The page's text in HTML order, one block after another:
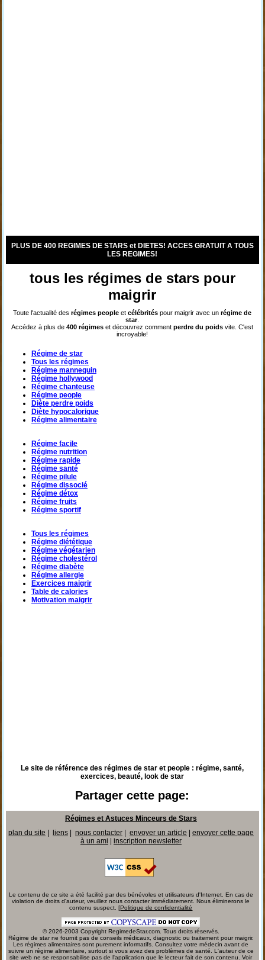
PLUS DE 400 REGIMES DE STARS et DIETES! ACCES GRATUIT A TOUS
LES REGIMES!
tous les régimes de stars pour
maigrir
Toute l'actualité desrégimespeopleetcélébrités pour maigrir avec unrégime de
star.
Accédez à plus de400 régimeset découvrez commentperdre du poidsvite. C'est
incroyable!
Régime de star
Tous les régimes
Régime mannequin
Régime hollywood
Régime chanteuse
Régime people
Diète perdre poids
Diète hypocalorique
Régime alimentaire
Régime facile
Régime nutrition
Régime rapide
Régime santé
Régime pilule
Régime dissocié
Régime détox
Régime fruits
Régime sportif
Tous les régimes
Régime diététique
Régime végétarien
Régime cholestérol
Régime diabète
Régime allergie
Exercices maigrir
Table de calories
Motivation maigrir
Le site de référence des régimes de star et people : régime, santé,
exercices, beauté, look de star
Partager cette page:
Régimes et Astuces Minceurs de Stars
plan du site
liens| nous contacter| envoyer un article
envoyer cette page
à un ami
inscription newsletter
Le contenu de ce site a été facilité par des bénévoles et utilisateurs d'Internet. En cas de
violation de droits d'auteur, veuillez nous contacter immédiatement. Nous éliminerons le
contenu suspect. [Politique de confidentialité
© 2026-2003 Copyright RegimedeStar.com. Tous droits réservés.
Régime de star ne fournit pas de conseils médicaux, diagnostic ou traitement pour maigrir.
Les régimes alimentaires sont purement informatifs. Consultez votre médecin avant de
suivre un régime alimentaire, surtout si vous avez des problèmes de santé. L'auteur de ce
site web ne se responsabilise pas de l'application que le lecteur fait de son contenu. Voir